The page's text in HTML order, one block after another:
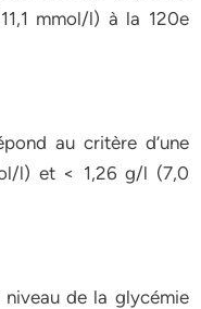
mmol/l) à la 120e
au critère d’une
l) et < 1,26 g/l (7,0
niveau de la glycémie